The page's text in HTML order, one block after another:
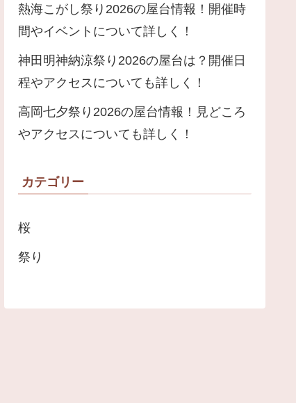
熱海こがし祭り2026の屋台情報！開催時
間やイベントについて詳しく！
神田明神納涼祭り2026の屋台は？開催日
程やアクセスについても詳しく！
高岡七夕祭り2026の屋台情報！見どころ
やアクセスについても詳しく！
カテゴリー
桜
祭り